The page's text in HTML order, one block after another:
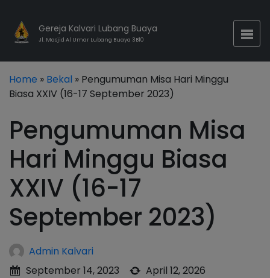
Gereja Kalvari Lubang Buaya
Jl. Masjid Al Umar Lubang Buaya 3B10
Home » Bekal » Pengumuman Misa Hari Minggu
Biasa XXIV (16-17 September 2023)
Pengumuman Misa
Hari Minggu Biasa
XXIV (16-17
September 2023)
Admin Kalvari
September 14, 2023
April 12, 2026